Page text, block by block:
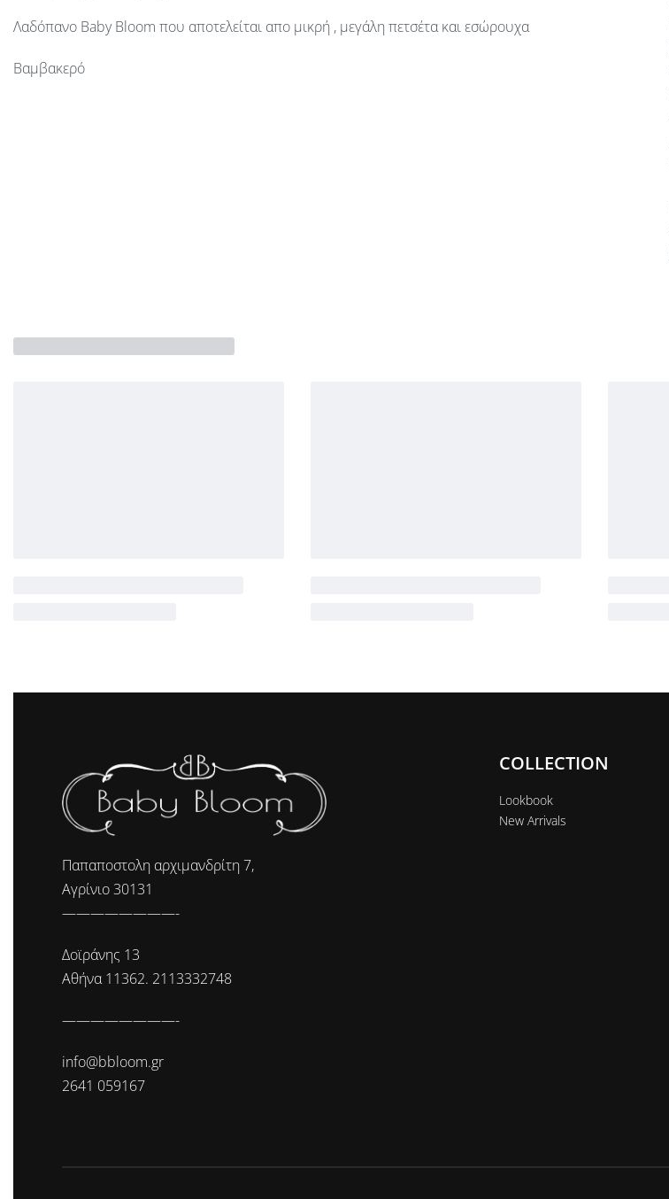
Λαδόπανο Baby Bloom που αποτελείται απο μικρή , μεγάλη πετσέτα και εσώρουχα
Βαμβακερό
Παπαποστολη αρχιμανδρίτη 7,
Αγρίνιο 30131
————————-
Δοϊράνης 13
Αθήνα 11362. 2113332748
————————-
info@bbloom.gr
2641 059167
COLLECTION
Lookbook
New Arrivals